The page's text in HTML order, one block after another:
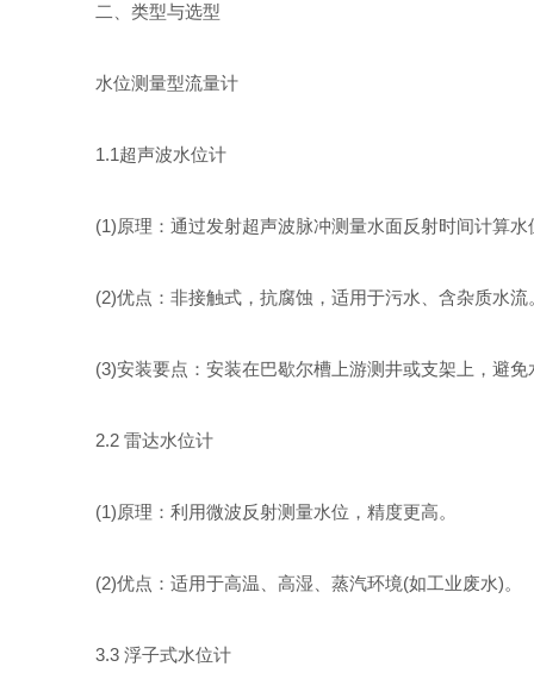
二、类型与选型
水位测量型流量计
1.1超声波水位计
(1)原理：通过发射超声波脉冲测量水面反射时间计算水
(2)优点：非接触式，抗腐蚀，适用于污水、含杂质水流
(3)安装要点：安装在巴歇尔槽上游测井或支架上，避免
2.2 雷达水位计
(1)原理：利用微波反射测量水位，精度更高。
(2)优点：适用于高温、高湿、蒸汽环境(如工业废水)。
3.3 浮子式水位计